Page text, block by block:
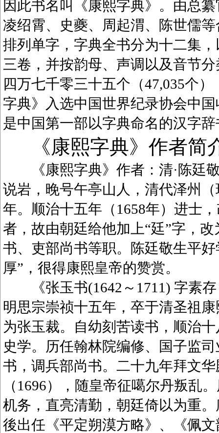
因此书名叫《康熙字典》。由总
凌绍霄、史夔、周起渭、陈世儒
排列单字，字典全书分为十二集
三卷，并按韵母、声调以及音节
四万七千零三十五个（47,035个
字典》入选中国世界纪录协会中
是中国第一部以字典命名的汉字辞
《康熙字典》作者简
《康熙字典》作者：清·陈廷敬
说岩，晚号午亭山人，清代泽州
年。顺治十五年（1658年）进士
者，故由朝廷给他加上“廷”字，
书、吏部尚书等职。陈廷敬生平
厚”，很得康熙皇帝的赞赏。
《张玉书(1642～1711) 字素存
明思宗崇祯十五年，卒于清圣祖
为张玉裁。自幼刻苦读书，顺治
史学。历任翰林院编修、国子监
书，调兵部尚书。二十九年拜文
（1696），随皇帝征噶尔丹叛乱
机务，直亮清勤，朝廷倚以为重
後出任《平定朔漠方略》、《佩